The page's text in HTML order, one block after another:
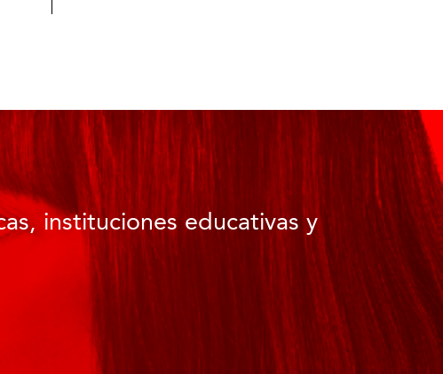
instituciones educativas y